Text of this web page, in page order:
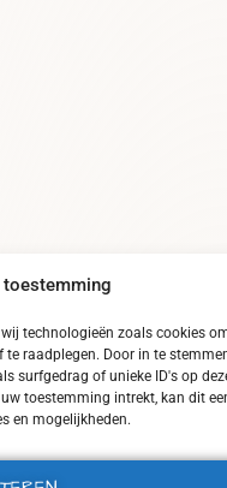
toestemming
technologieën zoals cookies
raadplegen. Door in te
surfgedrag of unieke ID's op
toestemming intrekt, kan dit
en mogelijkheden.